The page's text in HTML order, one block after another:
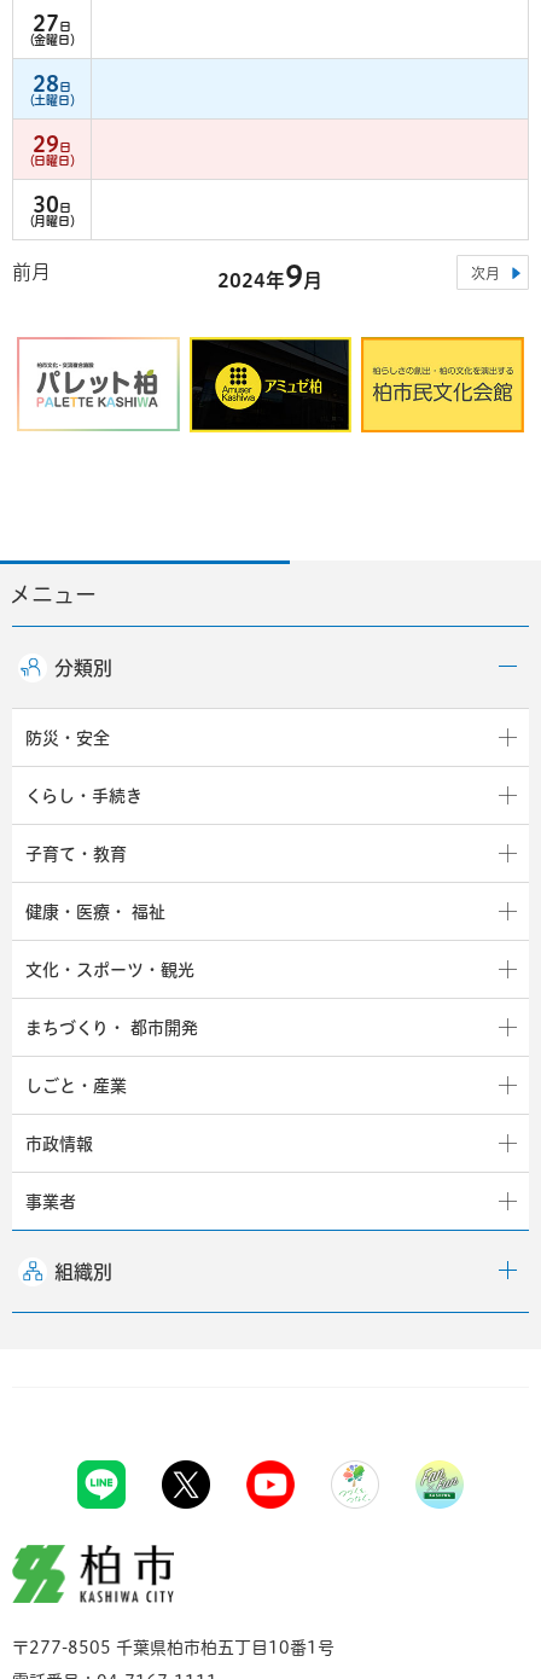
27 日
（金曜日）
28 日
（土曜日）
29 日
（日曜日）
30 日
（月曜日）
前月 2024年9月 次月
メニュー
分類別
防災・安全
くらし・手続き
子育て・教育
健康・医療・ 福祉
文化・スポーツ・観光
まちづくり・ 都市開発
しごと・産業
市政情報
事業者
組織別
柏市
〒277-8505 千葉県柏市柏五丁目10番1号